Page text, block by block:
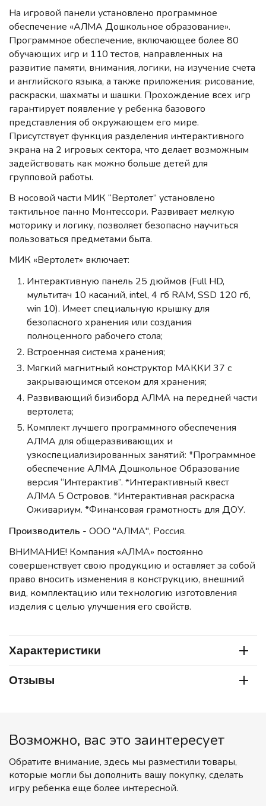
На игровой панели установлено программное
обеспечение «АЛМА Дошкольное образование».
Программное обеспечение, включающее более 80
обучающих игр и 110 тестов, направленных на
развитие памяти, внимания, логики, на изучение счета
и английского языка, а также приложения: рисование,
раскраски, шахматы и шашки. Прохождение всех игр
гарантирует появление у ребенка базового
представления об окружающем его мире.
Присутствует функция разделения интерактивного
экрана на 2 игровых сектора, что делает возможным
задействовать как можно больше детей для
групповой работы.
В носовой части МИК “Вертолет” установлено
тактильное панно Монтессори. Развивает мелкую
моторику и логику, позволяет безопасно научиться
пользоваться предметами быта.
МИК «Вертолет» включает:
Интерактивную панель 25 дюймов (Full HD,
мультитач 10 касаний, intel, 4 гб RAM, SSD 120 гб,
win 10). Имеет специальную крышку для
безопасного хранения или создания
полноценного рабочего стола;
Встроенная система хранения;
Мягкий магнитный конструктор МАККИ 37 с
закрывающимся отсеком для хранения;
Развивающий бизиборд АЛМА на передней части
вертолета;
Комплект лучшего программного обеспечения
АЛМА для общеразвивающих и
узкоспециализированных занятий: *Программное
обеспечение АЛМА Дошкольное Образование
версия “Интерактив”. *Интерактивный квест
АЛМА 5 Островов. *Интерактивная раскраска
Оживариум. *Финансовая грамотность для ДОУ.
Производитель - ООО "АЛМА", Россия.
ВНИМАНИЕ! Компания «АЛМА» постоянно
совершенствует свою продукцию и оставляет за собой
право вносить изменения в конструкцию, внешний
вид, комплектацию или технологию изготовления
изделия с целью улучшения его свойств.
Характеристики
Отзывы
Возможно, вас это заинтересует
Обратите внимание, здесь мы разместили товары,
которые могли бы дополнить вашу покупку, сделать
игру ребенка еще более интересной.